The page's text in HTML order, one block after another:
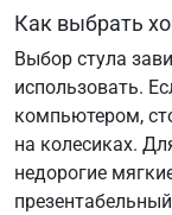
Как выбрать
Выбор стула
использовать.
компьютером,
на колесиках.
недорогие